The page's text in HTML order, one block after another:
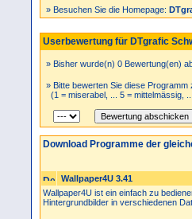
» Besuchen Sie die Homepage:
Userbewertung für DTgrafic
» Bisher wurde(n) 0 Bewertung(en)
» Bitte bewerten Sie diese Programm
(1 = miserabel, ... 5 = mittelmässig,
Download Programme der
Wallpaper4U 3.41
Wallpaper4U ist ein einfach zu
Hintergrundbilder in verschiedenen